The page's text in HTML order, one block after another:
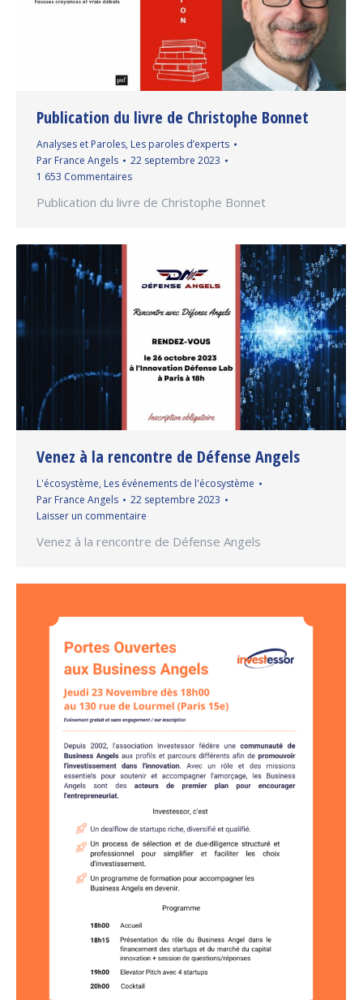
Publication du livre de Christophe Bonnet
Analyses et Paroles, Les paroles d’experts
Par France Angels
22 septembre 2023
1 653 Commentaires
Publication du livre de Christophe Bonnet
Venez à la rencontre de Défense Angels
L'écosystème, Les événements de l'écosystème
Par France Angels
22 septembre 2023
Laisser un commentaire
Venez à la rencontre de Défense Angels